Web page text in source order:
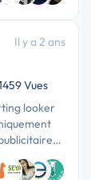
Il y a 2 ans
Vues
de